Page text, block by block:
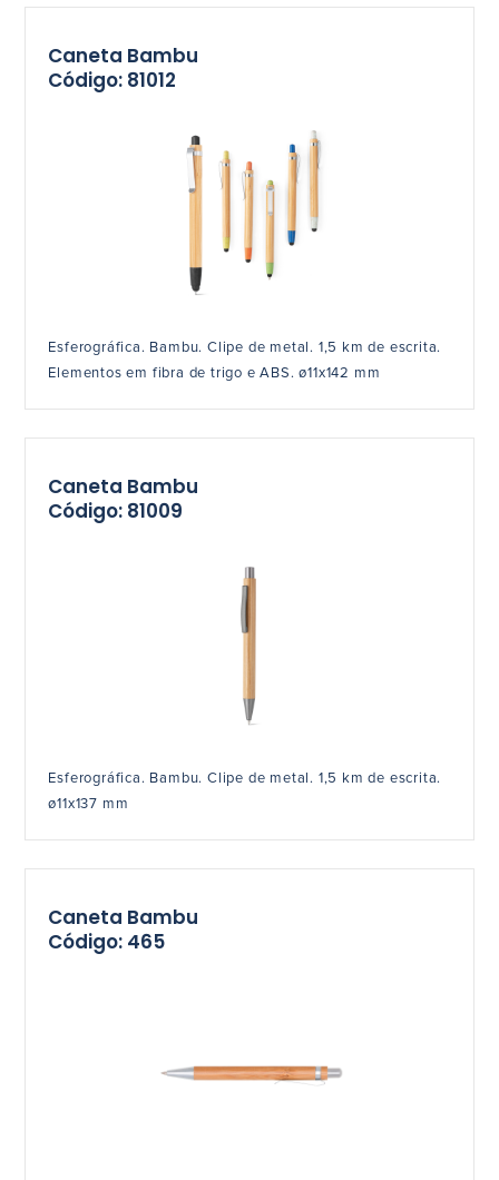
Caneta Bambu
Código: 81012
Esferográfica. Bambu. Clipe de metal. 1,5 km de escrita.
Elementos em fibra de trigo e ABS. ø11x142 mm
Caneta Bambu
Código: 81009
Esferográfica. Bambu. Clipe de metal. 1,5 km de escrita.
ø11x137 mm
Caneta Bambu
Código: 465